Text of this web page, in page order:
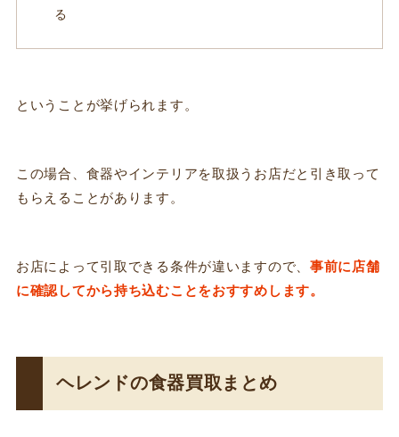
る
ということが挙げられます。
この場合、食器やインテリアを取扱うお店だと引き取って
もらえることがあります。
お店によって引取できる条件が違いますので、事前に店舗
に確認してから持ち込むことをおすすめします。
ヘレンドの食器買取まとめ